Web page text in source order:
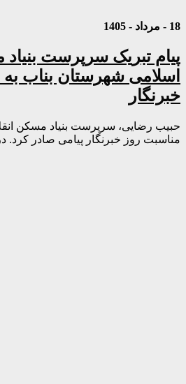
18 - مرداد - 1405
پیام تبریک سرپرست
اسلامی شهرستان بناب
خبرنگار
حبیب رضایی، سرپرست بنیاد مسکن
مناسبت روز خبرنگار پیامی صادر کرد.